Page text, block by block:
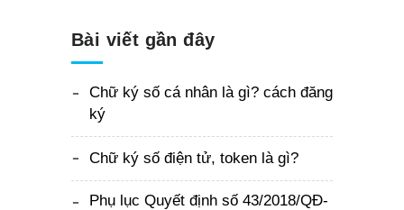
Bài viết gần đây
Chữ ký số cá nhân là gì? cách đăng
ký
Chữ ký số điện tử, token là gì?
Phụ lục Quyết định số 43/2018/QĐ-